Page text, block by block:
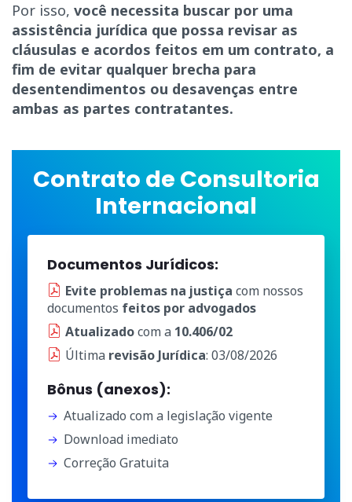
Por isso, você necessita buscar por uma
assistência jurídica que possa revisar as
cláusulas e acordos feitos em um contrato, a
fim de evitar qualquer brecha para
desentendimentos ou desavenças entre
ambas as partes contratantes.
Contrato de Consultoria
Internacional
Documentos Jurídicos:
Evite problemas na justiça com nossos
documentos feitos por advogados
Atualizadocom a 10.406/02
Última revisão Jurídica: 03/08/2026
Bônus (anexos):
Atualizado com a legislação vigente
Download imediato
Correção Gratuita